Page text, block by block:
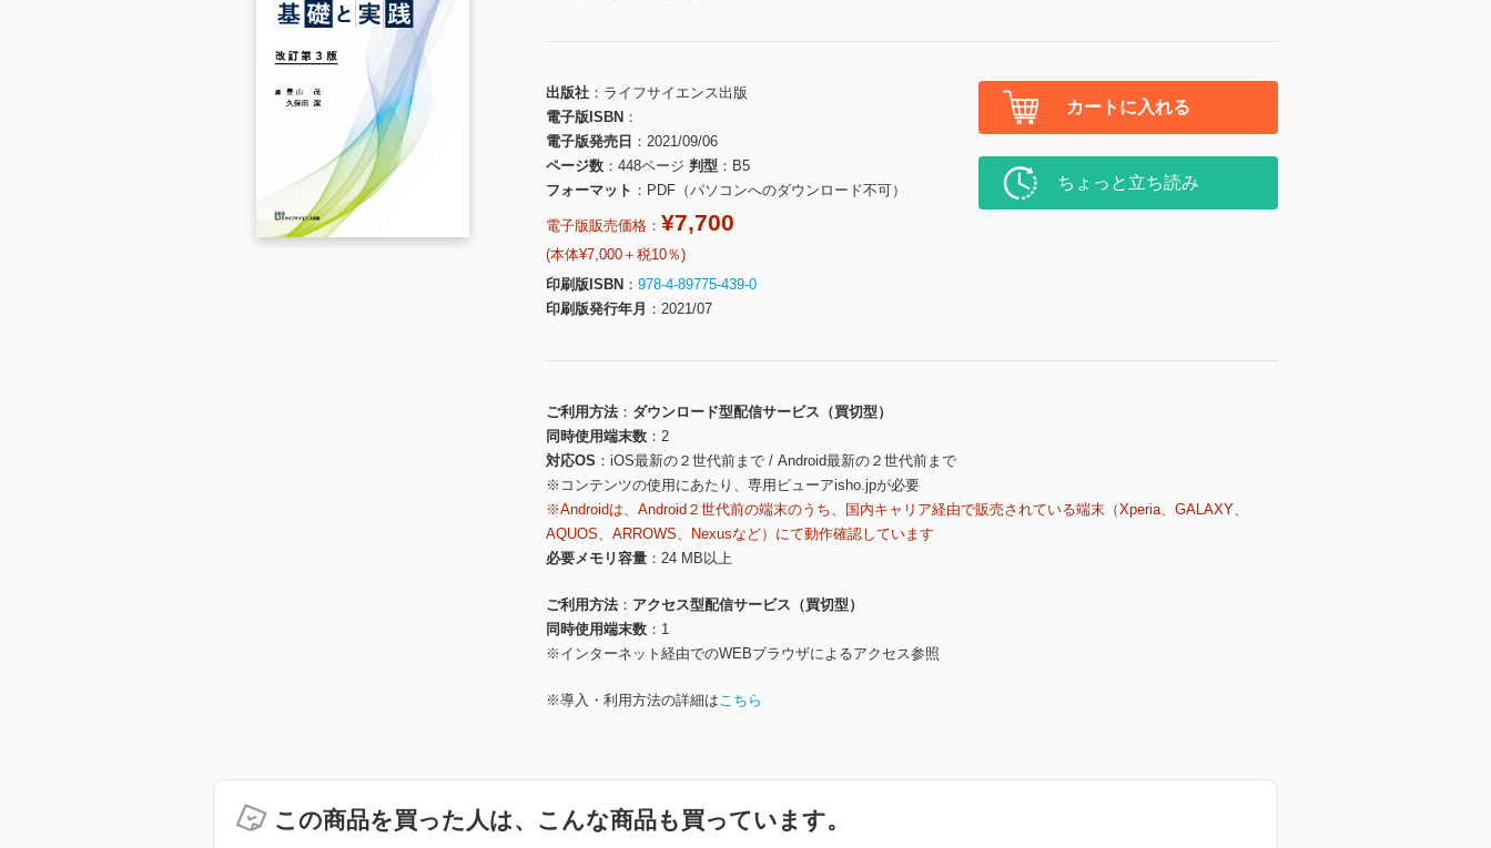
出版社
ライフサイエンス出版
電子版ISBN
電子版発売日
2021/09/06
ページ数
448ページ 判型
B5
フォーマット
PDF（パソコンへのダウンロード不可）
電子版販売価格： ¥7,700
(本体¥7,000＋税10％)
印刷版ISBN
978-4-89775-439-0
印刷版発行年月
2021/07
カートに入れる
ちょっと立ち読み
ご利用方法
ダウンロード型配信サービス（買切型）
同時使用端末数
2
対応OS
iOS最新の２世代前まで / Android最新の２世代前まで
※コンテンツの使用にあたり、専用ビューアisho.jpが必要
※Androidは、Android２世代前の端末のうち、国内キャリア経由で販売されている端末（Xperia、GALAXY、
AQUOS、ARROWS、Nexusなど）にて動作確認しています
必要メモリ容量
24 MB以上
ご利用方法
アクセス型配信サービス（買切型）
同時使用端末数
1
※インターネット経由でのWEBブラウザによるアクセス参照
※導入・利用方法の詳細はこちら
この商品を買った人は、こんな商品も買っています。